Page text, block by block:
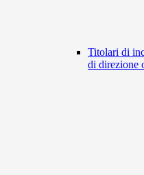
Titolari di
di direzione